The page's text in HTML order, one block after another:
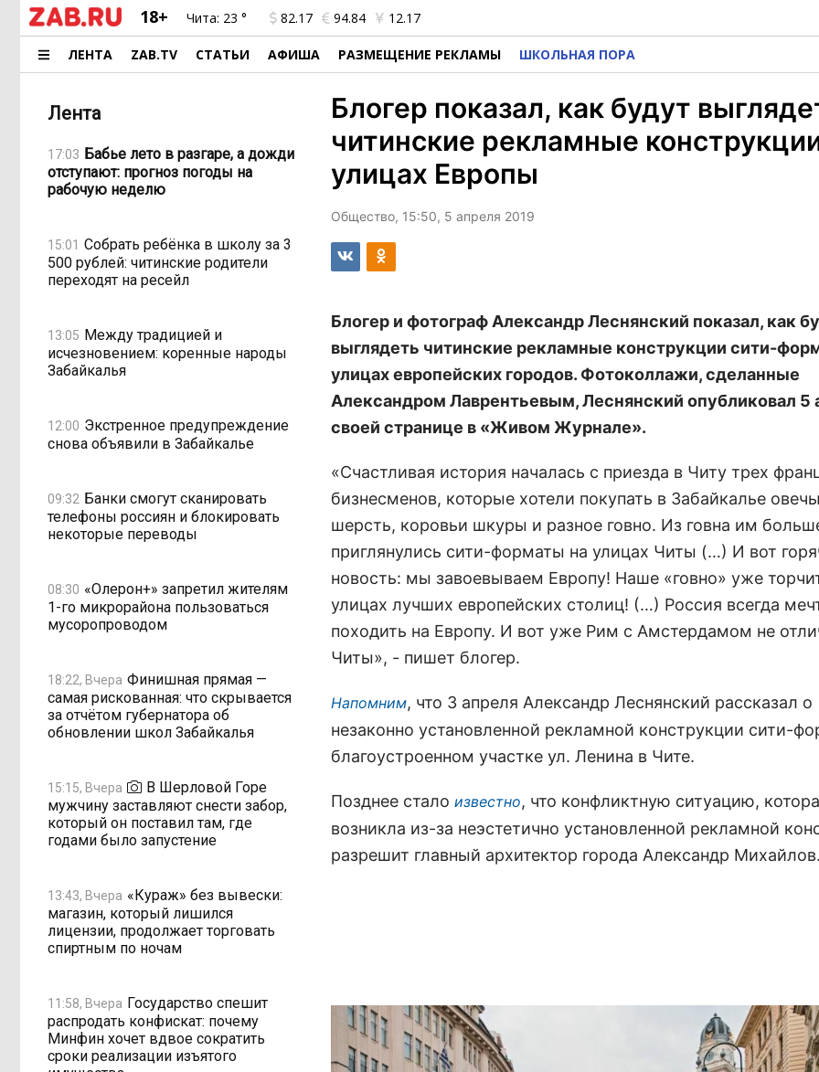
18+ Чита: 23 ° 82.17 94.84 12.17
ЛЕНТА ZAB.TV СТАТЬИ АФИША РАЗМЕЩЕНИЕ РЕКЛАМЫ ШКОЛЬНАЯ ПОРА
Лента
17:03 Бабье лето в разгаре, а дожди
отступают: прогноз погоды на
рабочую неделю
15:01 Собрать ребёнка в школу за 3
500 рублей: читинские родители
переходят на ресейл
13:05 Между традицией и
исчезновением: коренные народы
Забайкалья
12:00 Экстренное предупреждение
снова объявили в Забайкалье
09:32 Банки смогут сканировать
телефоны россиян и блокировать
некоторые переводы
08:30 «Олерон+» запретил жителям
1-го микрорайона пользоваться
мусоропроводом
18:22, Вчера Финишная прямая —
самая рискованная: что скрывается
за отчётом губернатора об
обновлении школ Забайкалья
15:15, Вчера
В Шерловой Горе
мужчину заставляют снести забор,
который он поставил там, где
годами было запустение
13:43, Вчера «Кураж» без вывески:
магазин, который лишился
лицензии, продолжает торговать
спиртным по ночам
11:58, Вчера Государство спешит
распродать конфискат: почему
Минфин хочет вдвое сократить
сроки реализации изъятого
Блогер показал, как будут
читинские рекламные
улицах Европы
Общество, 15:50, 5 апреля 2019
Блогер и фотограф Александр Леснянский показал, как
выглядеть читинские рекламные конструкции сити-
улицах европейских городов. Фотоколлажи, сделанные
Александром Лаврентьевым, Леснянский опубликовал 5
своей странице в «Живом Журнале».
«Счастливая история началась с приезда в Читу трех
бизнесменов, которые хотели покупать в Забайкалье
шерсть, коровьи шкуры и разное говно. Из говна им
приглянулись сити-форматы на улицах Читы (…) И вот
новость: мы завоевываем Европу! Наше «говно» уже
улицах лучших европейских столиц! (…) Россия всегда
походить на Европу. И вот уже Рим с Амстердамом не
Читы», - пишет блогер.
Напомним, что 3 апреля Александр Леснянский рассказал о
незаконно установленной рекламной конструкции сити-
благоустроенном участке ул. Ленина в Чите.
Позднее стало известно, что конфликтную ситуацию,
возникла из-за неэстетично установленной рекламной
разрешит главный архитектор города Александр